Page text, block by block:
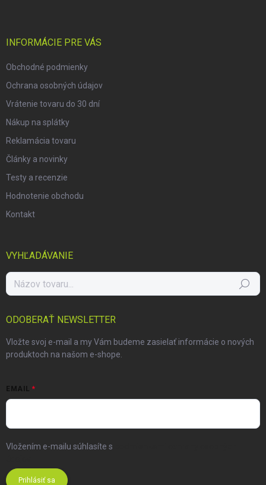
INFORMÁCIE PRE VÁS
Obchodné podmienky
Ochrana osobných údajov
Vrátenie tovaru do 30 dní
Nákup na splátky
Reklamácia tovaru
Články a novinky
Testy a recenzie
Hodnotenie obchodu
Kontakt
VYHĽADÁVANIE
Hľadať
ODOBERAŤ NEWSLETTER
Vložte svoj e-mail a my Vám budeme zasielať informácie o nových
produktoch na našom e-shope.
EMAIL
Vložením e-mailu súhlasíte s
Prihlásiť sa